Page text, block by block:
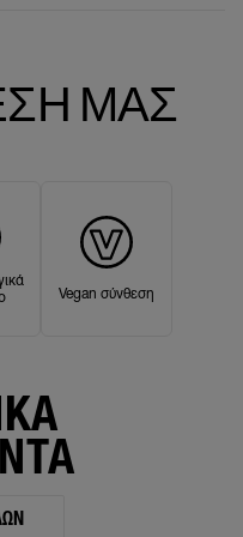
ΜΑΣ
Vegan σύνθεση